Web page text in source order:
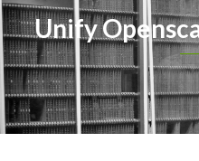
Unify